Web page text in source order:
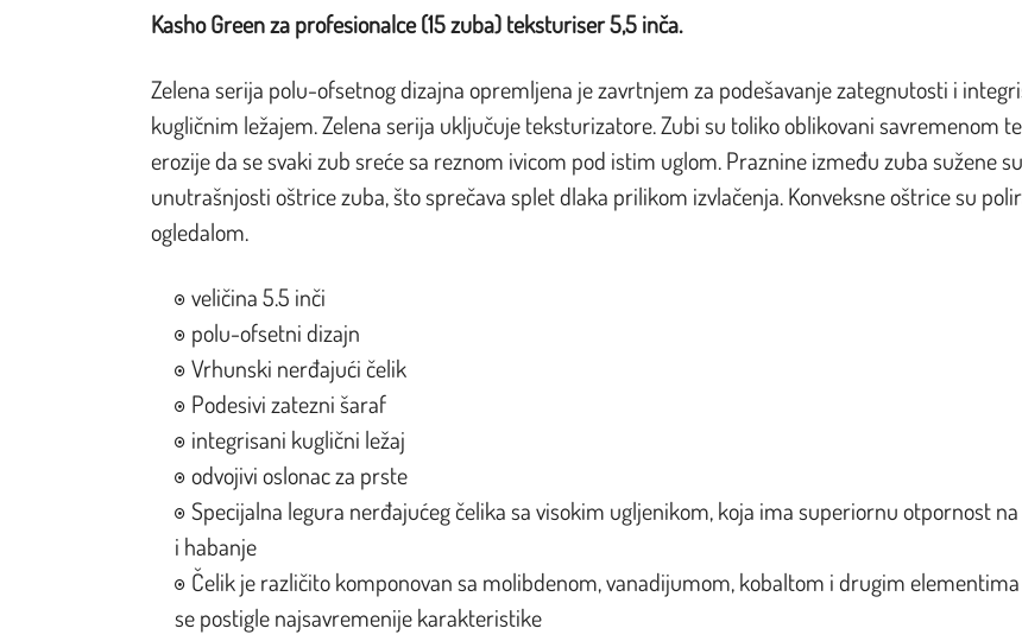
Kasho Green za profesionalce (15 zuba) teksturiser 5,5 inča.
Zelena serija polu-ofsetnog dizajna opremljena je zavrtnjem za podešavanje zategnutosti i
kugličnim ležajem. Zelena serija uključuje teksturizatore. Zubi su toliko oblikovani savremenom
erozije da se svaki zub sreće sa reznom ivicom pod istim uglom. Praznine između zuba sužene
unutrašnjosti oštrice zuba, što sprečava splet dlaka prilikom izvlačenja. Konveksne oštrice su
ogledalom.
veličina 5.5 inči
polu-ofsetni dizajn
Vrhunski nerđajući čelik
Podesivi zatezni šaraf
integrisani kuglični ležaj
odvojivi oslonac za prste
Specijalna legura nerđajućeg čelika sa visokim ugljenikom, koja ima superiornu otpornost
i habanje
Čelik je različito komponovan sa molibdenom, vanadijumom, kobaltom i drugim
se postigle najsavremenije karakteristike